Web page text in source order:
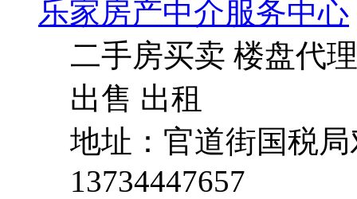
乐家房产中介服务中心
二手房买卖 楼盘代
出售 出租
地址：官道街国税
13734447657